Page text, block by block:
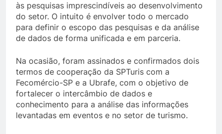
às pesquisas imprescindíveis ao desenvolvimento
do setor. O intuito é envolver todo o mercado
para definir o escopo das pesquisas e da análise
de dados de forma unificada e em parceria.
Na ocasião, foram assinados e confirmados dois
termos de cooperação da SPTuris com a
Fecomércio-SP e a Ubrafe, com o objetivo de
fortalecer o intercâmbio de dados e
conhecimento para a análise das informações
levantadas em eventos e no setor de turismo.